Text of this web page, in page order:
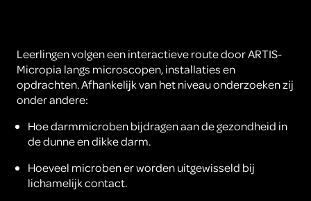
Leerlingen volgen een interactieve route door ARTIS-
Micropia langs microscopen, installaties en
opdrachten. Afhankelijk van het niveau onderzoeken zij
onder andere:
Hoe darmmicroben bijdragen aan de gezondheid in
de dunne en dikke darm.
Hoeveel microben er worden uitgewisseld bij
lichamelijk contact.